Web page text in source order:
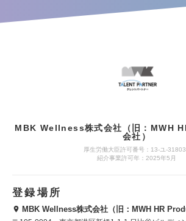
MBK Wellness株式会社（旧：MWH
会社）
厚生労働大臣許可番号：13-ユ-
紹介事業許可年：2025年5月
登録場所
MBK Wellness株式会社（旧：MWH HR